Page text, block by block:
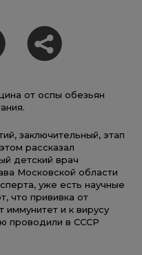
от оспы обезьян
заключительный, этап
рассказал
детский врач
Московской области
уже есть научные
что прививка от
иммунитет и к вирусу
проводили в СССР